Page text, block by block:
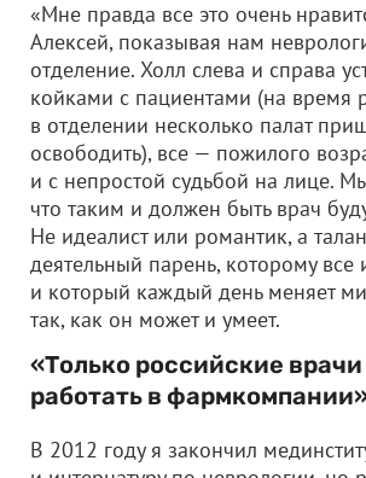
«Мне правда все это очень
Алексей, показывая нам
отделение. Холл слева и справа
койками с пациентами (на время
в отделении несколько палат
освободить), все — пожилого
и с непростой судьбой на лице.
что таким и должен быть врач
Не идеалист или романтик, а
деятельный парень, которому все
и который каждый день меняет
так, как он может и умеет.
«Только российские
работать в
В 2012 году я закончил